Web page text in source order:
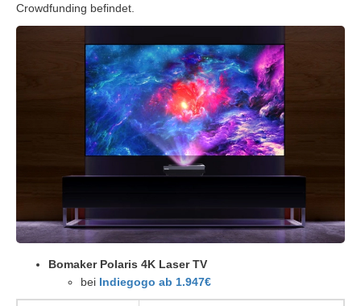
Crowdfunding befindet.
Bomaker Polaris 4K Laser TV
bei Indiegogo ab 1.947€